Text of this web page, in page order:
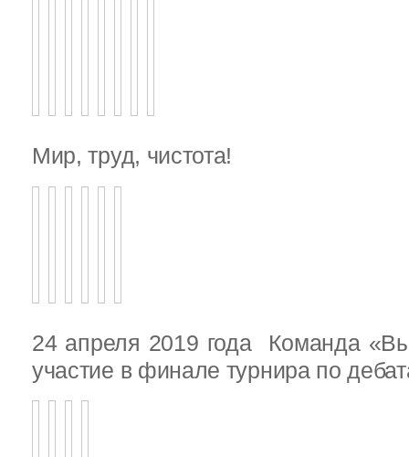
Мир, труд, чистота!
24 апреля 2019 года Команда
участие в финале турнира по